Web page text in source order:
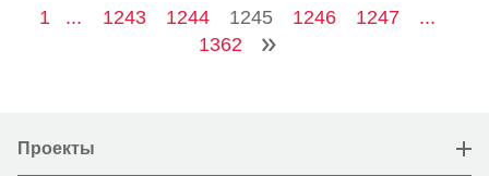
1 ... 1243 1244 1245 1246 1247
...
1362
Проекты